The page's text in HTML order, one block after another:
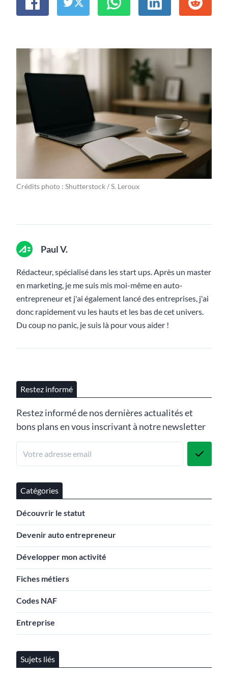
Crédits photo : Shutterstock / S. Leroux
Paul V.
Rédacteur, spécialisé dans les start ups. Après un master
en marketing, je me suis mis moi-même en auto-
entrepreneur et j'ai également lancé des entreprises, j'ai
donc rapidement vu les hauts et les bas de cet univers.
Du coup no panic, je suis là pour vous aider !
Restez informé
Restez informé de nos dernières actualités et
bons plans en vous inscrivant à notre newsletter
Catégories
Découvrir le statut
Devenir auto entrepreneur
Développer mon activité
Fiches métiers
Codes NAF
Entreprise
Sujets liés